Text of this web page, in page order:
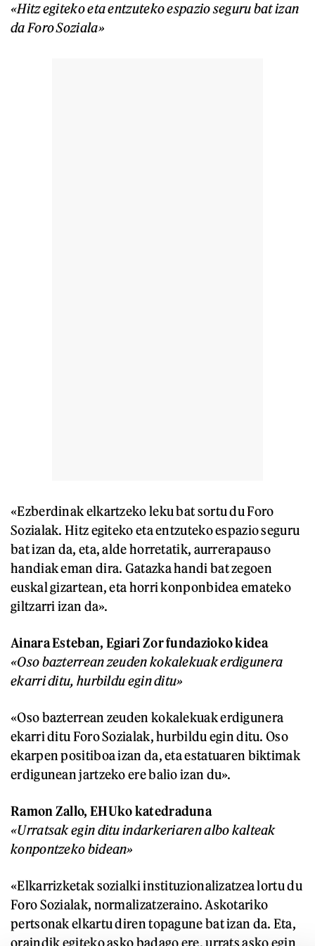
«Hitz egiteko eta entzuteko espazio seguru bat izan
da Foro Soziala»
«Ezberdinak elkartzeko leku bat sortu du Foro
Sozialak. Hitz egiteko eta entzuteko espazio seguru
bat izan da, eta, alde horretatik, aurrerapauso
handiak eman dira. Gatazka handi bat zegoen
euskal gizartean, eta horri konponbidea emateko
giltzarri izan da».
Ainara Esteban, Egiari Zor fundazioko kidea
«Oso bazterrean zeuden kokalekuak erdigunera
ekarri ditu, hurbildu egin ditu»
«Oso bazterrean zeuden kokalekuak erdigunera
ekarri ditu Foro Sozialak, hurbildu egin ditu. Oso
ekarpen positiboa izan da, eta estatuaren biktimak
erdigunean jartzeko ere balio izan du».
Ramon Zallo, EHUko katedraduna
«Urratsak egin ditu indarkeriaren albo kalteak
konpontzeko bidean»
«Elkarrizketak sozialki instituzionalizatzea lortu du
Foro Sozialak, normalizatzeraino. Askotariko
pertsonak elkartu diren topagune bat izan da. Eta,
oraindik egiteko asko badago ere, urrats asko egin